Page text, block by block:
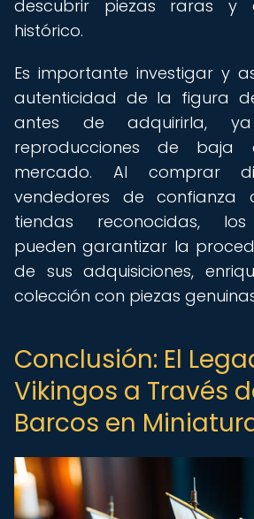
descubrir piezas raras
histórico.
Es importante investigar y
autenticidad de la figura
antes de adquirirla,
reproducciones de
mercado. Al comprar
vendedores de
tiendas reconocidas, los
pueden garantizar la
de sus adquisiciones,
colección con piezas
Conclusión: El
Vikingos a Través
Barcos en